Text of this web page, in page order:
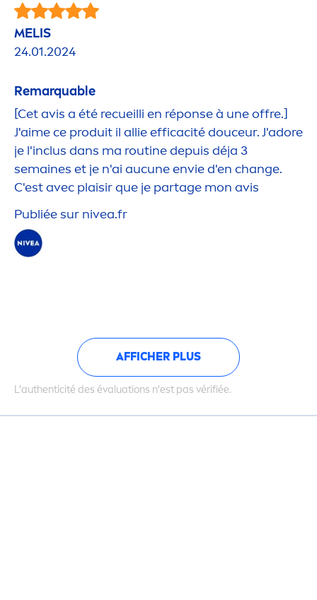
MELIS
24.01.2024
Remarquable
[Cet avis a été recueilli en réponse à une offre.]
J'aime ce produit il allie efficacité douceur. J'adore
je l'inclus dans ma routine depuis déja 3
semaines et je n'ai aucune envie d'en change.
C'est avec plaisir que je partage mon avis
Publiée sur nivea.fr
AFFICHER PLUS
L'authenticité des évaluations n'est pas vérifiée.